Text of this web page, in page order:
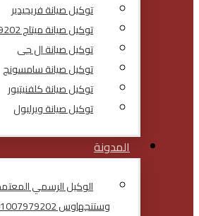
توكيل صيانة فريجيدير
توكيل صيانة ميتاج 01007979202
توكيل صيانة ال جى
توكيل صيانة سامسونج
توكيل صيانة كلفنيتيور
توكيل صيانة ويرلبول
المدونة
الوكيل الرسمي
وستنجهاوس 01007979202